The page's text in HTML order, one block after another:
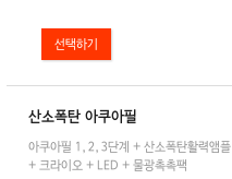
산소폭탄 아쿠아필
아쿠아필 1,2,3단계 + 산소폭탄활력앰플
+ 크라이오 + LED + 물광촉촉팩